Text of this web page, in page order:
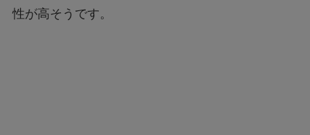
性が高そうです。